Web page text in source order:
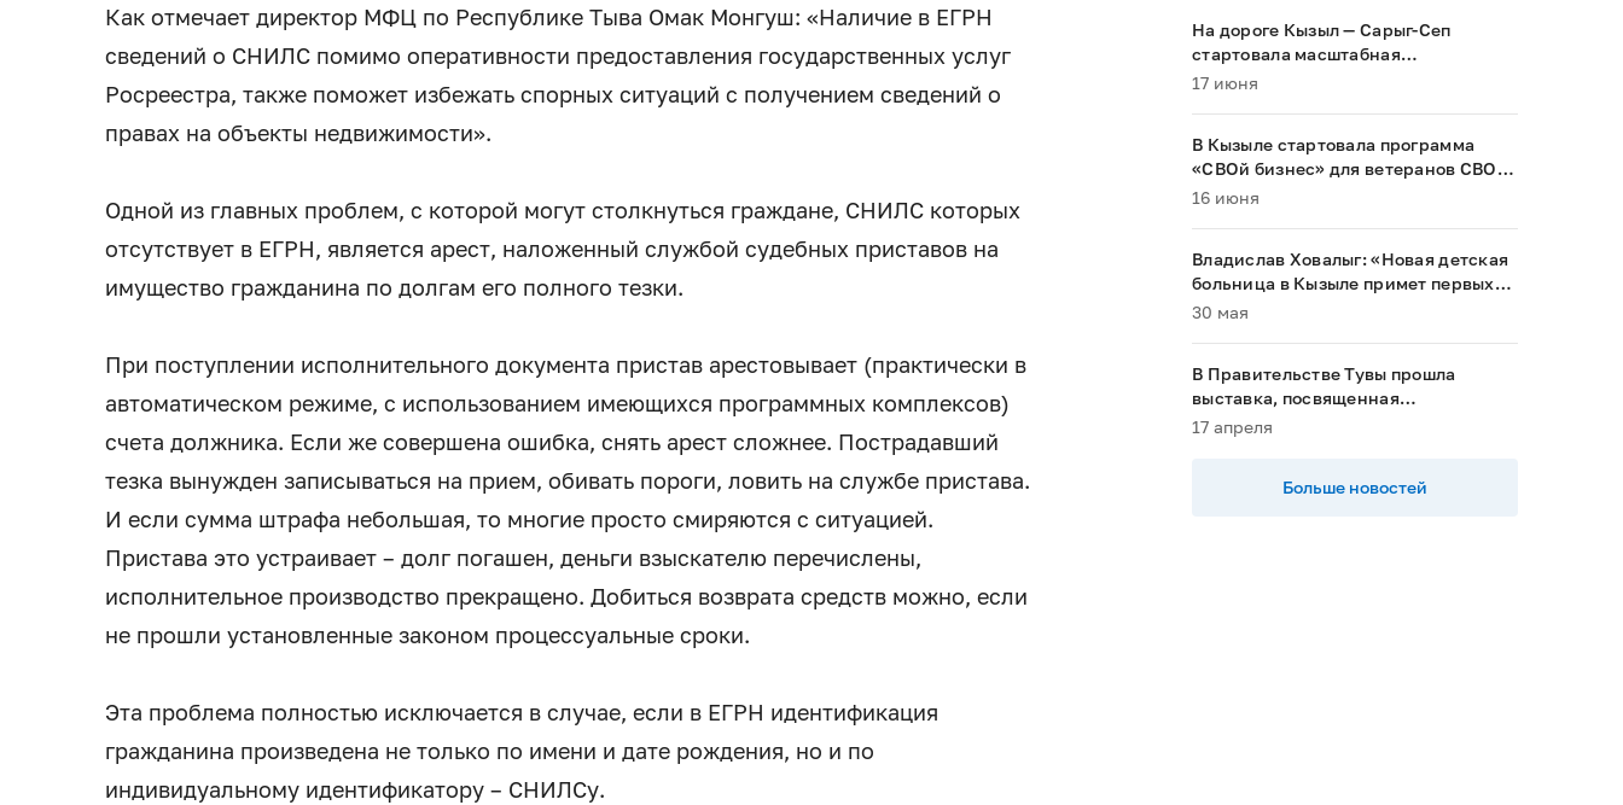
Как отмечает директор МФЦ по Республике Тыва Омак Монгуш: «Наличие в ЕГРН
сведений о СНИЛС помимо оперативности предоставления государственных услуг
Росреестра, также поможет избежать спорных ситуаций с получением сведений о
правах на объекты недвижимости».
Одной из главных проблем, с которой могут столкнуться граждане, СНИЛС которых
отсутствует в ЕГРН, является арест, наложенный службой судебных приставов на
имущество гражданина по долгам его полного тезки.
При поступлении исполнительного документа пристав арестовывает (практически в
автоматическом режиме, с использованием имеющихся программных комплексов)
счета должника. Если же совершена ошибка, снять арест сложнее. Пострадавший
тезка вынужден записываться на прием, обивать пороги, ловить на службе пристава.
И если сумма штрафа небольшая, то многие просто смиряются с ситуацией.
Пристава это устраивает – долг погашен, деньги взыскателю перечислены,
исполнительное производство прекращено. Добиться возврата средств можно, если
не прошли установленные законом процессуальные сроки.
Эта проблема полностью исключается в случае, если в ЕГРН идентификация
гражданина произведена не только по имени и дате рождения, но и по
индивидуальному идентификатору – СНИЛСу.
На дороге Кызыл — Сарыг-Сеп
стартовала масштабная
реконструкция
17 июня
В Кызыле стартовала программа
«СВОй бизнес» для ветеранов СВО и
их семей
16 июня
Владислав Ховалыг: «Новая детская
больница в Кызыле примет первых
пациентов в 2028 году»
30 мая
В Правительстве Тувы прошла
выставка, посвященная
национальным проектам
17 апреля
Больше новостей